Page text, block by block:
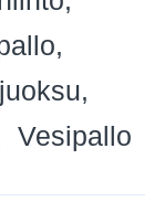
Vesipallo